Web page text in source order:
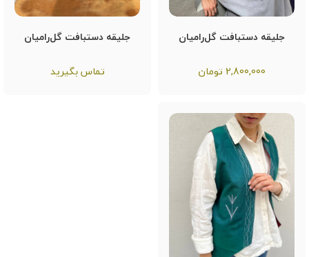
جلیقه دستبافت گل‌رامیان
2,800,000 تومان
جلیقه دستبافت گل‌رامیان
تماس بگیرید